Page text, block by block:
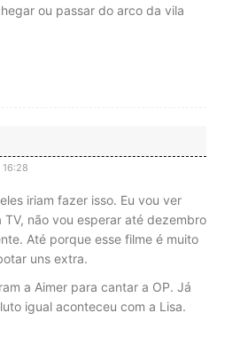
ou passar do arco da vila
iriam fazer isso. Eu vou ver
não vou esperar até dezembro
Até porque esse filme é muito
uns extra.
a Aimer para cantar a OP. Já
igual aconteceu com a Lisa.